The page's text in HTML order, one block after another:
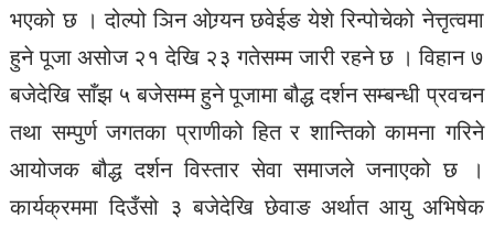
भएको छ । दोल्पो ञिन ओग्र्यन छवेईङ येशे रिन्पोचेको नेत्तृत्वमा
हुने पूजा असोज २१ देखि २३ गतेसम्म जारी रहने छ । विहान ७
बजेदेखि साँझ ५ बजेसम्म हुने पूजामा बौद्ध दर्शन सम्बन्धी प्रवचन
तथा सम्पुर्ण जगतका प्राणीको हित र शान्तिको कामना गरिने
आयोजक बौद्ध दर्शन विस्तार सेवा समाजले जनाएको छ ।
कार्यक्रममा दिउँसो ३ बजेदेखि छेवाङ अर्थात आयु अभिषेक